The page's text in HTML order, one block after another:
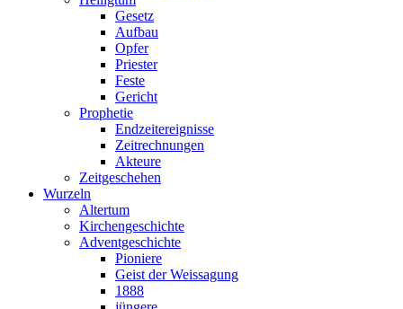
Gesetz
Aufbau
Opfer
Priester
Feste
Gericht
Prophetie
Endzeitereignisse
Zeitrechnungen
Akteure
Zeitgeschehen
Wurzeln
Altertum
Kirchengeschichte
Adventgeschichte
Pioniere
Geist der Weissagung
1888